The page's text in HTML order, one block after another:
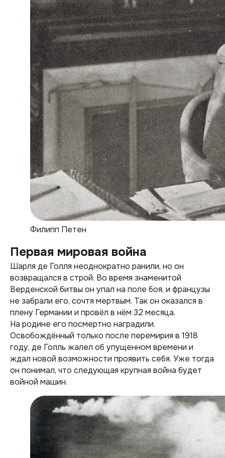
Филипп Петен
Первая мировая война
Шарля де Голля неоднократно ранили, но он
возвращался в строй. Во время знаменитой
Верденской битвы он упал на поле боя, и французы
не забрали его, сочтя мертвым. Так он оказался в
плену Германии и провёл в нём 32 месяца.
На родине его посмертно наградили.
Освобождённый только после перемирия в 1918
году, де Голль жалел об упущенном времени и
ждал новой возможности проявить себя. Уже тогда
он понимал, что следующая крупная война будет
войной машин.